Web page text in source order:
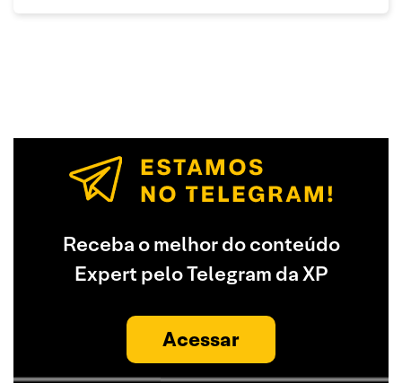
Receba o melhor do conteúdo
Expert pelo Telegram da XP
Acessar